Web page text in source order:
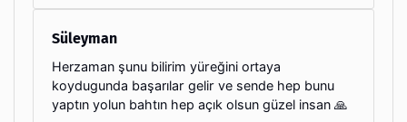
Süleyman
Herzaman şunu bilirim yüreğini ortaya
koydugunda başarılar gelir ve sende hep bunu
yaptın yolun bahtın hep açık olsun güzel insan 🙏